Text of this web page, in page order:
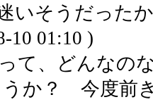
いそうだった
10 01:10 )
て、どんな
か？ 今度前